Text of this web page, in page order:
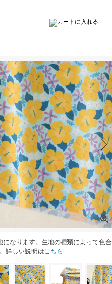
になります。生地の種類によって色合
詳しい説明はこちら